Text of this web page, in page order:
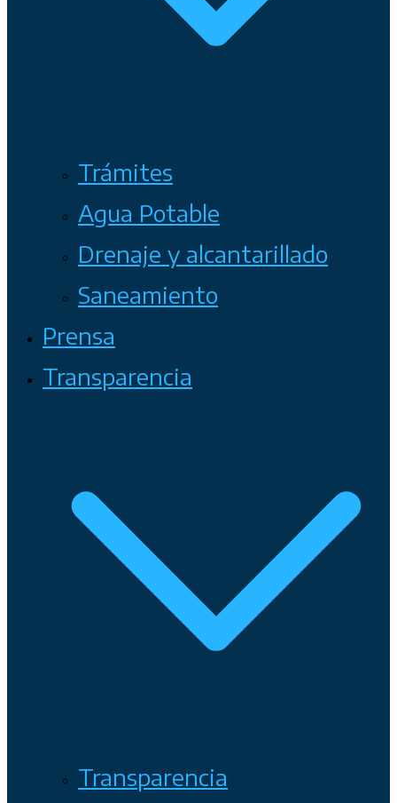
Trámites
Agua Potable
Drenaje y alcantarillado
Saneamiento
Prensa
Transparencia
Transparencia